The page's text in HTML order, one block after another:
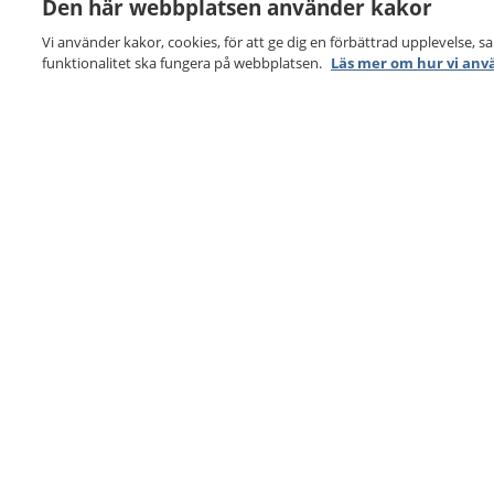
Den här webbplatsen använder kakor
Vi använder kakor, cookies, för att ge dig en förbättrad upplevelse,
funktionalitet ska fungera på webbplatsen. Läs mer om hur vi